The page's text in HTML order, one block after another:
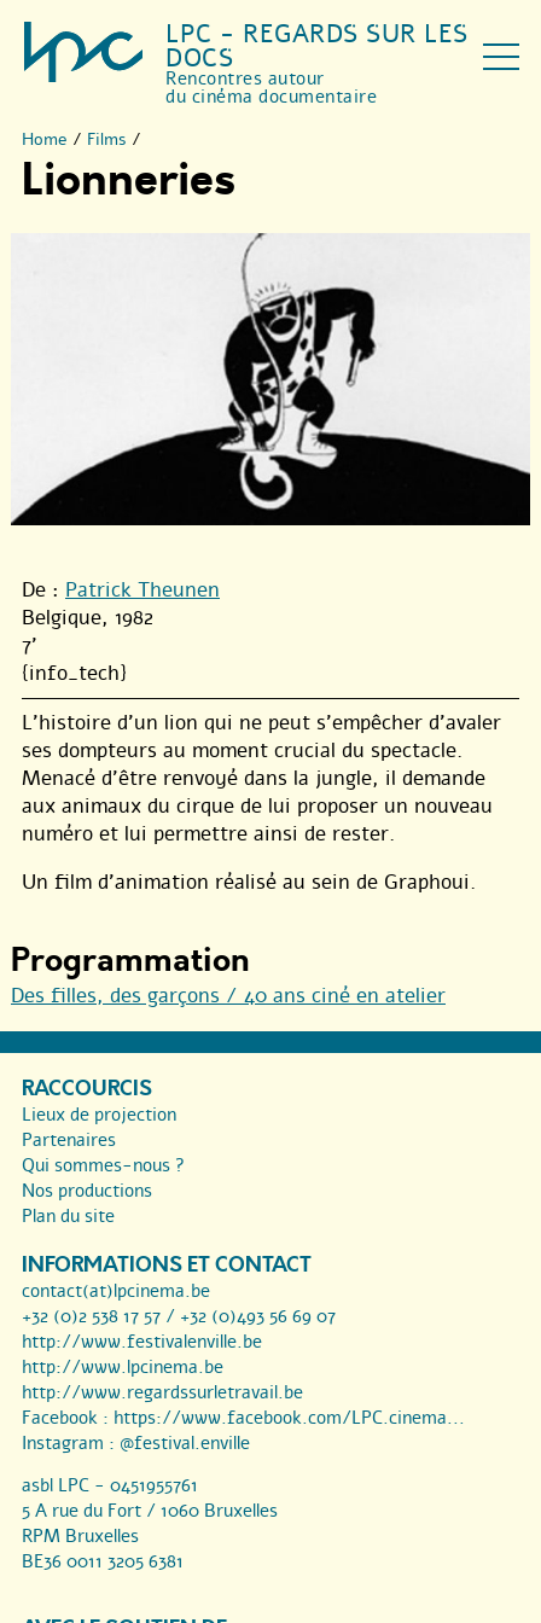
LPC - REGARDS SUR LES
DOCS
Rencontres autour
du cinéma documentaire
Home / Films /
Lionneries
De : Patrick Theunen
Belgique, 1982
7'
{info_tech}
L’histoire d’un lion qui ne peut s’empêcher d’avaler
ses dompteurs au moment crucial du spectacle.
Menacé d’être renvoyé dans la jungle, il demande
aux animaux du cirque de lui proposer un nouveau
numéro et lui permettre ainsi de rester.
Un film d’animation réalisé au sein de Graphoui.
Programmation
Des filles, des garçons / 40 ans ciné en atelier
RACCOURCIS
Lieux de projection
Partenaires
Qui sommes-nous ?
Nos productions
Plan du site
INFORMATIONS ET CONTACT
contact(at)lpcinema.be
+32 (0)2 538 17 57 / +32 (0)493 56 69 07
http://www.festivalenville.be
http://www.lpcinema.be
http://www.regardssurletravail.be
Facebook : https://www.facebook.com/LPC.cinema...
Instagram : @festival.enville
asbl LPC - 0451955761
5 A rue du Fort / 1060 Bruxelles
RPM Bruxelles
BE36 0011 3205 6381